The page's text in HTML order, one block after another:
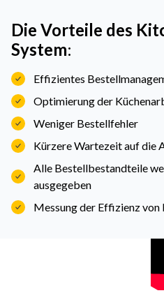
Die Vorteile des
System:
Effizientes
Optimierung der
Weniger Bestellfehler
Kürzere Wartezeit auf die
Alle Bestellbestandteile
ausgegeben
Messung der Effizienz